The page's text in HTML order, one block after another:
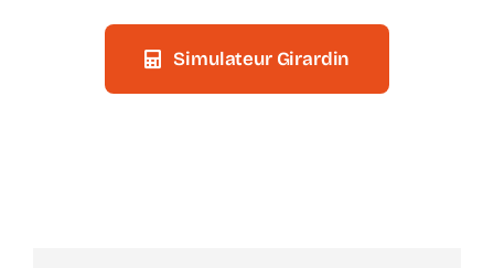
Simulateur Girardin